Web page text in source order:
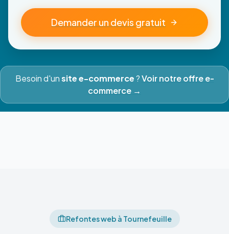
Demander un devis gratuit
Besoin d'unsite e-commerce?Voir notre offre e-
commerce →
Refontes web à Tournefeuille